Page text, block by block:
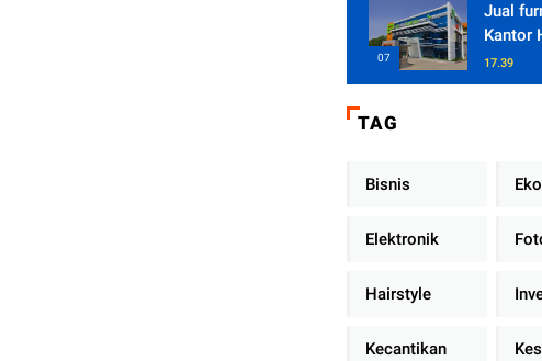
Jual
Kantor
Enduro
17.39
TAG
Bisnis
Elektronik
Hairstyle
Kecantikan